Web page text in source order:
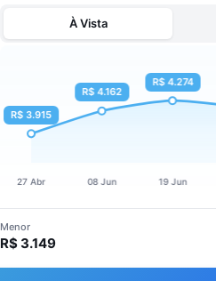
À Vista
Menor
R$ 3.149